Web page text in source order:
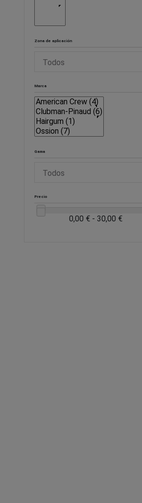
Zona de aplicación
Marca
Gama
Precio
0,00 € - 30,00 €